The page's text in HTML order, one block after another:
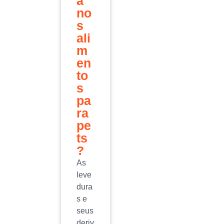
no
s
ali
m
en
to
s
pa
ra
pe
ts
?
As
leve
dura
s e
seus